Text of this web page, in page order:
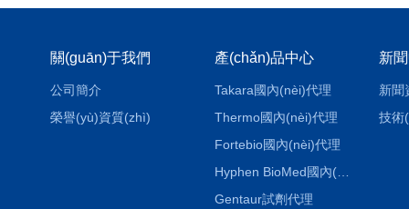
關(guān)于我們
公司簡介
榮譽(yù)資質(zhì)
產(chǎn)品中心
Takara國內(nèi)代理
Thermo國內(nèi)代理
Fortebio國內(nèi)代理
Hyphen BioMed國內(nèi)代理
Gentaur試劑代理
新
新聞
技術